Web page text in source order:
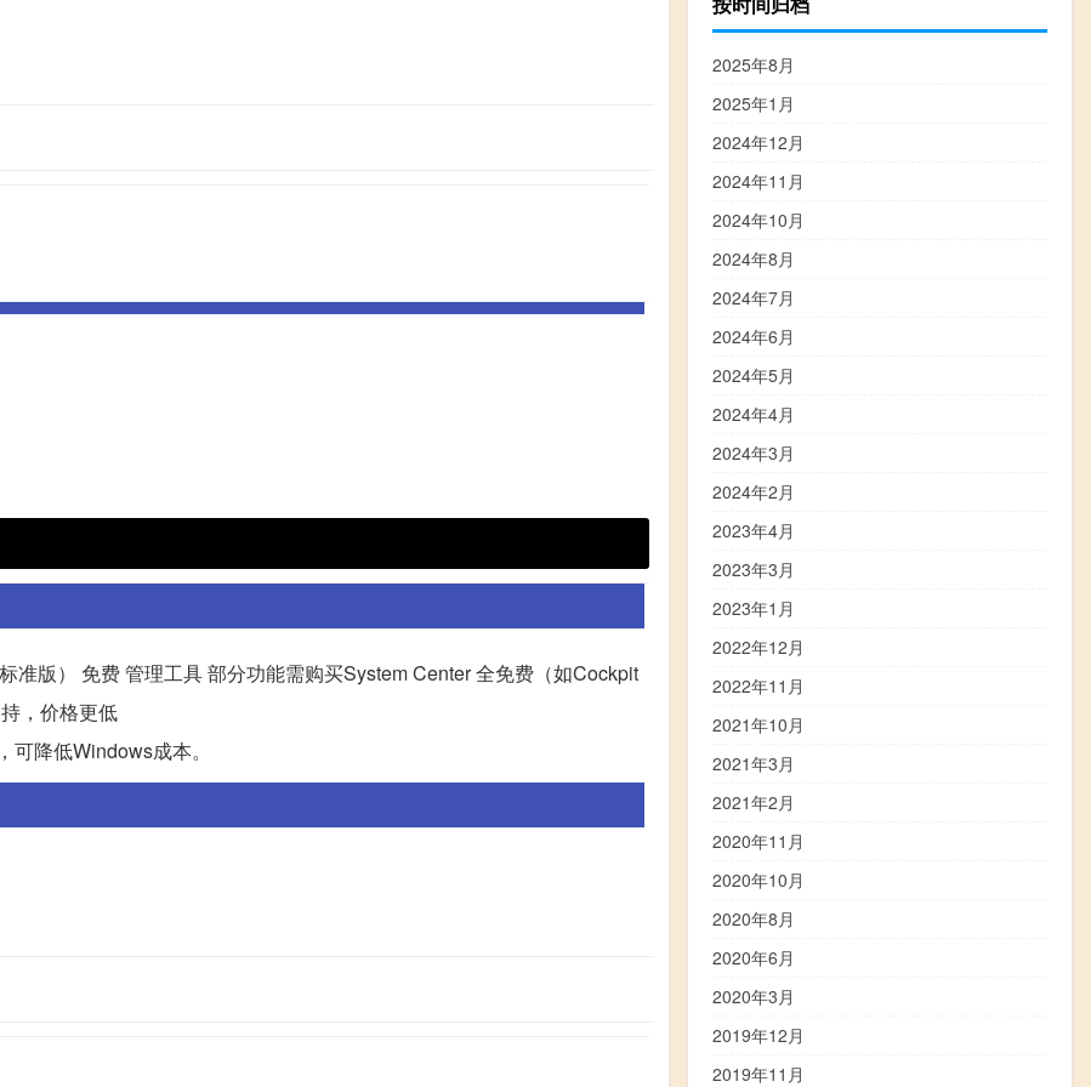
准版） 免费 管理工具 部分功能需购买System Center 全免费（如Cockpit
，价格更低
可降低Windows成本。
2025年8月
2025年1月
2024年12月
2024年11月
2024年10月
2024年8月
2024年7月
2024年6月
2024年5月
2024年4月
2024年3月
2024年2月
2023年4月
2023年3月
2023年1月
2022年12月
2022年11月
2021年10月
2021年3月
2021年2月
2020年11月
2020年10月
2020年8月
2020年6月
2020年3月
2019年12月
2019年11月